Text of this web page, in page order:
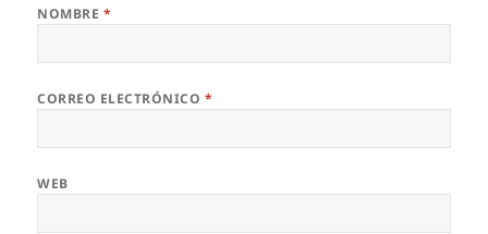
NOMBRE *
CORREO ELECTRÓNICO *
WEB